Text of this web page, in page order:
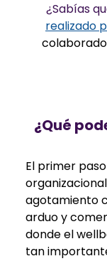
¿Sabías
realizado
¿Qué
El primer
agotamiento
arduo y
donde el
tan